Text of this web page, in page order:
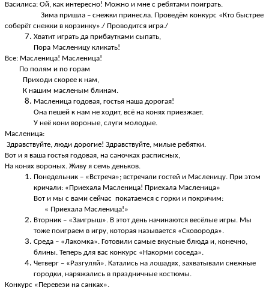
Василиса: Ой, как интересно! Можно и мне с ребятами поиграть.
Зима пришла – снежки принесла. Проведём конкурс «Кто быстрее
соберёт снежки в корзинку»./ Проводится игра./
Хватит играть да прибаутками сыпать,
Пора Масленицу кликать!
Все: Масленица! Масленица!
По полям и по горам
Приходи скорее к нам,
К нашим масленым блинам.
Масленица годовая, гостья наша дорогая!
Она пешей к нам не ходит, всё на конях приезжает.
У неё кони вороные, слуги молодые.
Масленица:
Здравствуйте, люди дорогие! Здравствуйте, милые ребятки.
Вот и я ваша гостья годовая, на саночках расписных,
На конях вороных. Живу я семь деньков.
Понедельник – «Встреча»; встречали гостей и Масленицу. При этом
кричали: «Приехала Масленица! Приехала Масленица»
Вот и мы с вами сейчас покатаемся с горки и покричим:
« Приехала Масленица!»
Вторник – «Заигрыш». В этот день начинаются весёлые игры. Мы
тоже поиграем в игру, которая называется «Сковорода».
Среда – «Лакомка». Готовили самые вкусные блюда и, конечно,
блины. Теперь для вас конкурс «Накорми соседа».
Четверг – «Разгуляй». Катались на лошадях, захватывали снежные
городки, наряжались в праздничные костюмы.
Конкурс «Перевези на санках».